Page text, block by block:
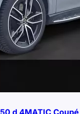
d 4MATIC Coupé